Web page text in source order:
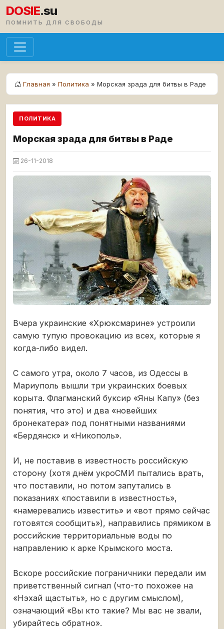
DOSIE.su
ПОМНИТЬ ДЛЯ СВОБОДЫ
Главная » Политика » Морская зрада для битвы в Раде
ПОЛИТИКА
Морская зрада для битвы в Раде
26-11-2018
Вчера украинские «Хрюксмарине» устроили
самую тупую провокацию из всех, которые я
когда-либо видел.
С самого утра, около 7 часов, из Одессы в
Мариуполь вышли три украинских боевых
корыта. Флагманский буксир «Яны Капу» (без
понятия, что это) и два «новейших
бронекатера» под понятными названиями
«Бердянск» и «Никополь».
И, не поставив в известность российскую
сторону (хотя днём укроСМИ пытались врать,
что поставили, но потом запутались в
показаниях «поставили в известность»,
«намеревались известить» и «вот прямо сейчас
готовятся сообщить»), направились прямиком в
российские территориальные воды по
направлению к арке Крымского моста.
Вскоре российские пограничники передали им
приветственный сигнал (что-то похожее на
«Нэхай щастыть», но с другим смыслом),
означающий «Вы кто такие? Мы вас не звали,
убирайтесь обратно».